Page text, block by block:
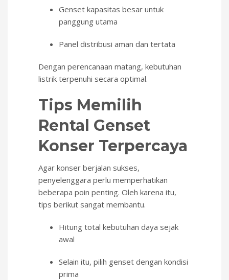
Genset kapasitas besar untuk
panggung utama
Panel distribusi aman dan tertata
Dengan perencanaan matang, kebutuhan
listrik terpenuhi secara optimal.
Tips Memilih
Rental Genset
Konser Terpercaya
Agar konser berjalan sukses,
penyelenggara perlu memperhatikan
beberapa poin penting. Oleh karena itu,
tips berikut sangat membantu.
Hitung total kebutuhan daya sejak
awal
Selain itu, pilih genset dengan kondisi
prima